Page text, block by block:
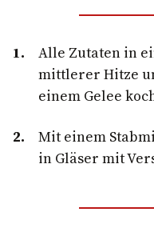
Alle Zutaten in
mittlerer Hitze
einem Gelee
Mit einem
in Gläser mit